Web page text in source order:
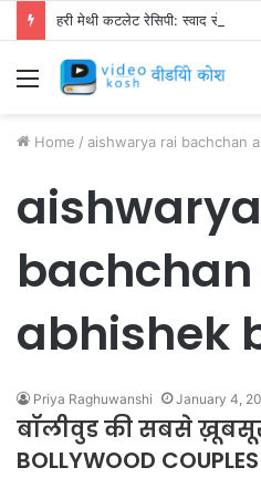
हरी मेथी कटलेट रेसिपी: स्वाद से भरपूर
Menu
Home / aishwarya rai bachchan
abhishek
Priya Raghuwanshi January 4,
बॉलीवुड की सबसे
BOLLYWOOD COUPLES